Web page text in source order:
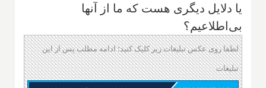
یا دلایل دیگری هست که ما از آنها
بی‌اطلاعیم؟
لطفا روی عکس تبلیغات زیر کلیک کنید؛ ادامه مطلب پس از این
تبلیغات